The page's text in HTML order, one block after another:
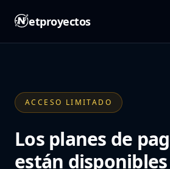
etproyectos
ACCESO LIMITADO
Los planes de
están